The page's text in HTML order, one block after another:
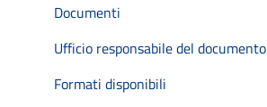
Documenti
Ufficio responsabile del documento
Formati disponibili